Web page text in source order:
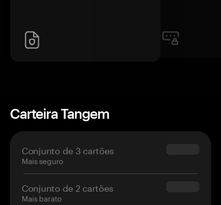
Carteira Tangem
Conjunto de 3 cartões
Mais seguro
$69.90
Conjunto de 2 cartões
Mais barato
$54.90